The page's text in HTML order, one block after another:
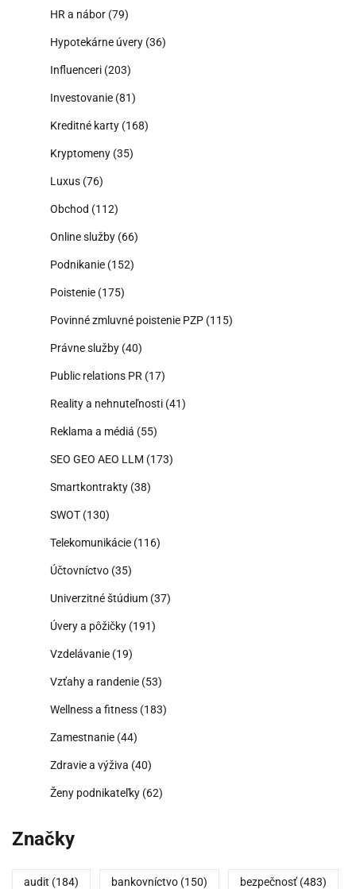
HR a nábor (79)
Hypotekárne úvery (36)
Influenceri (203)
Investovanie (81)
Kreditné karty (168)
Kryptomeny (35)
Luxus (76)
Obchod (112)
Online služby (66)
Podnikanie (152)
Poistenie (175)
Povinné zmluvné poistenie PZP (115)
Právne služby (40)
Public relations PR (17)
Reality a nehnuteľnosti (41)
Reklama a médiá (55)
SEO GEO AEO LLM (173)
Smartkontrakty (38)
SWOT (130)
Telekomunikácie (116)
Účtovníctvo (35)
Univerzitné štúdium (37)
Úvery a pôžičky (191)
Vzdelávanie (19)
Vzťahy a randenie (53)
Wellness a fitness (183)
Zamestnanie (44)
Zdravie a výživa (40)
Ženy podnikateľky (62)
Značky
audit (184) bankovníctvo (150) bezpečnosť (483)